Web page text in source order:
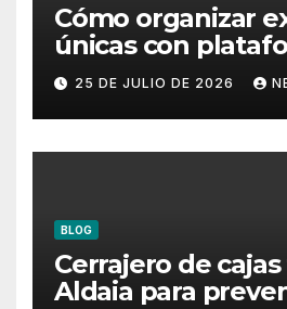
Cómo organizar
únicas con
flotantes para
25 DE JULIO DE 2026
BLOG
Cerrajero de
Aldaia para